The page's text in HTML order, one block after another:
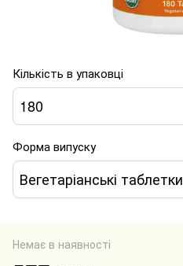
Кількість в упаковці
180
Форма випуску
Вегетаріанські таблетки
Немає в наявності